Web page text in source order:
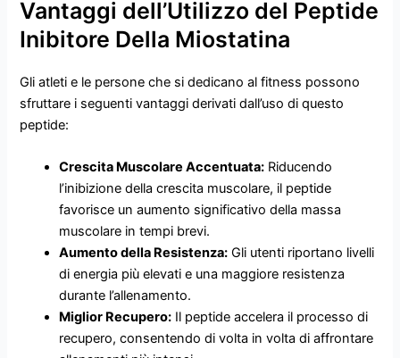
Vantaggi dell’Utilizzo del Peptide
Inibitore Della Miostatina
Gli atleti e le persone che si dedicano al fitness possono
sfruttare i seguenti vantaggi derivati dall’uso di questo
peptide:
Crescita Muscolare Accentuata: Riducendo
l’inibizione della crescita muscolare, il peptide
favorisce un aumento significativo della massa
muscolare in tempi brevi.
Aumento della Resistenza: Gli utenti riportano livelli
di energia più elevati e una maggiore resistenza
durante l’allenamento.
Miglior Recupero: Il peptide accelera il processo di
recupero, consentendo di volta in volta di affrontare